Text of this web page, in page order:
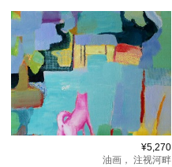
¥5,270
油画， 注视河畔